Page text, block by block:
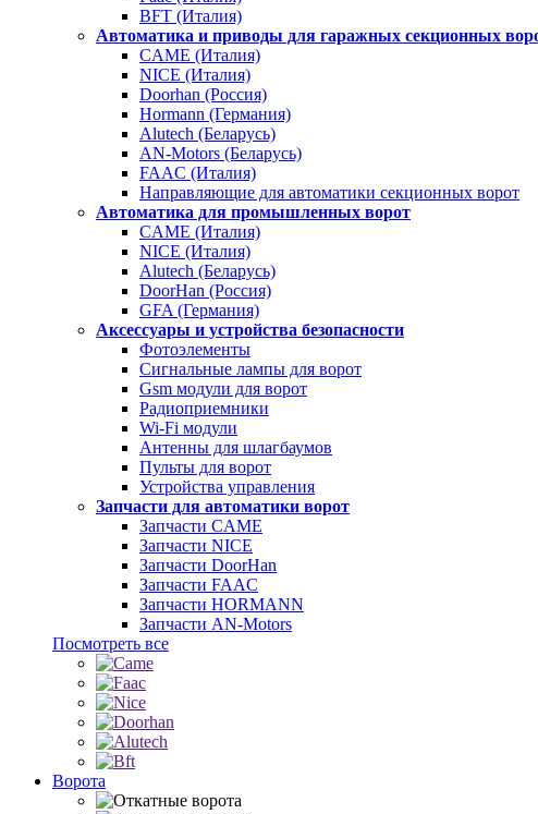
BFT (Италия)
Автоматика и приводы для гаражных секционных
CAME (Италия)
NICE (Италия)
Doorhan (Россия)
Hormann (Германия)
Alutech (Беларусь)
AN-Motors (Беларусь)
FAAC (Италия)
Направляющие для автоматики секционных ворот
Автоматика для промышленных ворот
CAME (Италия)
NICE (Италия)
Alutech (Беларусь)
DoorHan (Россия)
GFA (Германия)
Аксессуары и устройства безопасности
Фотоэлементы
Сигнальные лампы для ворот
Gsm модули для ворот
Радиоприемники
Wi-Fi модули
Антенны для шлагбаумов
Пульты для ворот
Устройства управления
Запчасти для автоматики ворот
Запчасти CAME
Запчасти NICE
Запчасти DoorHan
Запчасти FAAC
Запчасти HORMANN
Запчасти AN-Motors
Посмотреть все
Ворота